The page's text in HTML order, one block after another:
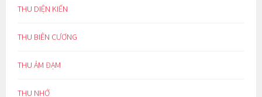
THU DIỆN KIẾN
THU BIÊN CƯƠNG
THU ẢM ĐẠM
THU NHỚ